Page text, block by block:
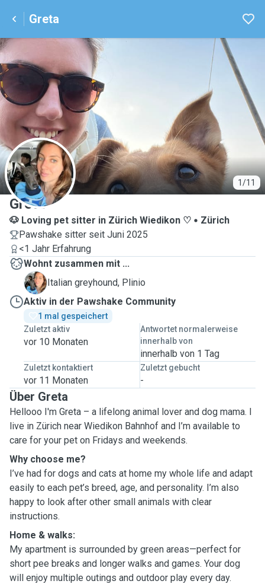
Greta
1/11
G
Greta
🐶 Loving pet sitter in Zürich Wiedikon ♡
Zürich
Pawshake sitter seit Juni 2025
<1 Jahr Erfahrung
Wohnt zusammen mit ...
P
Italian greyhound, Plinio
Aktiv in der Pawshake Community
1 mal gespeichert
Zuletzt aktiv
vor 10 Monaten
Antwortet normalerweise
innerhalb von
innerhalb von 1 Tag
Zuletzt kontaktiert
vor 11 Monaten
Zuletzt gebucht
-
Über Greta
Hellooo I'm Greta – a lifelong animal lover and dog mama. I
live in Zürich near Wiedikon Bahnhof and I’m available to
care for your pet on Fridays and weekends.
Why choose me?
I’ve had for dogs and cats at home my whole life and adapt
easily to each pet’s breed, age, and personality. I’m also
happy to look after other small animals with clear
instructions.
Home & walks:
My apartment is surrounded by green areas—perfect for
short pee breaks and longer walks and games. Your dog
will enjoy multiple outings and outdoor play every day.